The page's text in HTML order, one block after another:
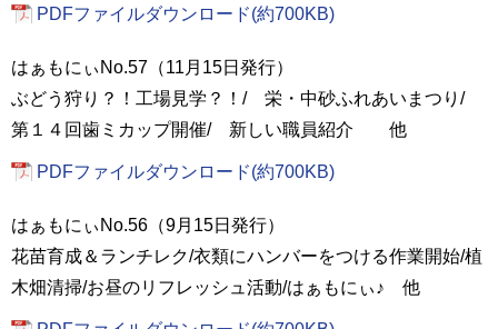
PDFファイルダウンロード(約700KB)
はぁもにぃNo.57（11月15日発行）
ぶどう狩り？！工場見学？！/ 栄・中砂ふれあいまつり/
第１４回歯ミカップ開催/ 新しい職員紹介 他
PDFファイルダウンロード(約700KB)
はぁもにぃNo.56（9月15日発行）
花苗育成＆ランチレク/衣類にハンバーをつける作業開始/植
木畑清掃/お昼のリフレッシュ活動/はぁもにぃ♪ 他